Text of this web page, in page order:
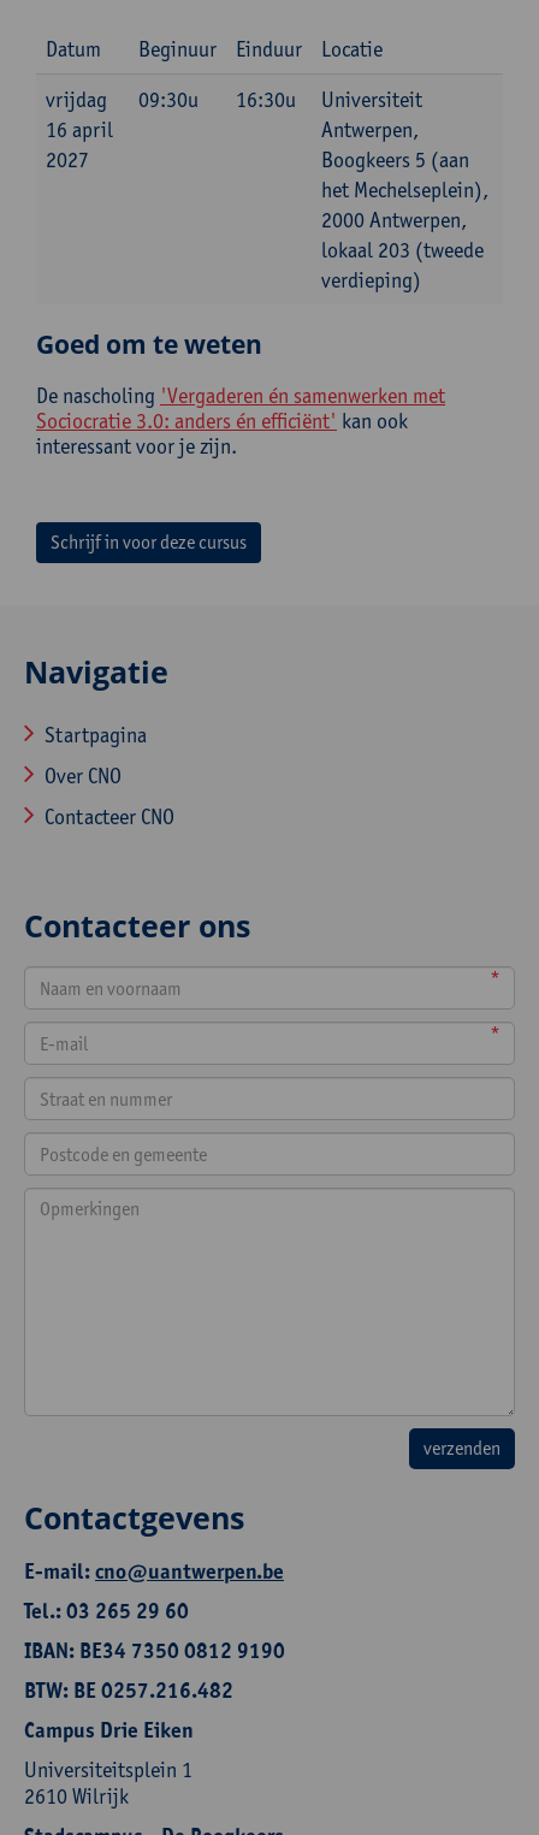
Datum Beginuur Einduur
Locatie
vrijdag
16 april
2027
09:30u 16:30u
Universiteit
Antwerpen,
Boogkeers 5 (aan
het Mechelseplein),
2000 Antwerpen,
lokaal 203 (tweede
verdieping)
Goed om te weten
De nascholing 'Vergaderen én samenwerken met
Sociocratie 3.0: anders én efficiënt' kan ook
interessant voor je zijn.
Schrijf in voor deze cursus
Navigatie
Startpagina
Over CNO
Contacteer CNO
Contacteer ons
*
*
Contactgevens
E-mail:cno@uantwerpen.be
Tel.: 03 265 29 60
IBAN: BE34 7350 0812 9190
BTW: BE 0257.216.482
Campus Drie Eiken
Universiteitsplein 1
2610 Wilrijk